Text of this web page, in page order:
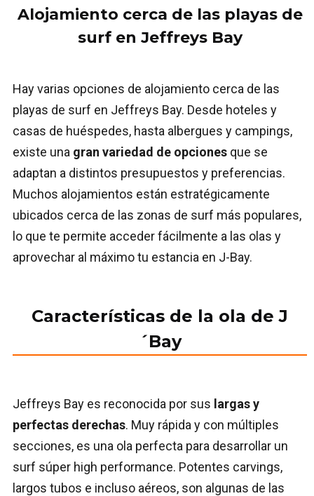
Alojamiento cerca de las playas de
surf en Jeffreys Bay
Hay varias opciones de alojamiento cerca de las
playas de surf en Jeffreys Bay. Desde hoteles y
casas de huéspedes, hasta albergues y campings,
existe una gran variedad de opciones que se
adaptan a distintos presupuestos y preferencias.
Muchos alojamientos están estratégicamente
ubicados cerca de las zonas de surf más populares,
lo que te permite acceder fácilmente a las olas y
aprovechar al máximo tu estancia en J-Bay.
Características de la ola de J
´Bay
Jeffreys Bay es reconocida por sus largas y
perfectas derechas. Muy rápida y con múltiples
secciones, es una ola perfecta para desarrollar un
surf súper high performance. Potentes carvings,
largos tubos e incluso aéreos, son algunas de las